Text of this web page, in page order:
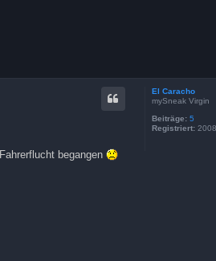
El Caracho
mySneak Virgin
Beiträge: 5
Registriert:
begangen